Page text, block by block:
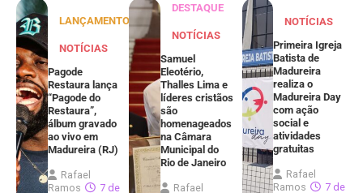
LANÇAMENTOS
NOTÍCIAS
Pagode
Restaura lança
“Pagode do
Restaura”,
álbum gravado
ao vivo em
Madureira (RJ)
Rafael
Ramos
7 de
DESTAQUE
NOTÍCIAS
Samuel
Eleotério,
Thalles Lima e
líderes cristãos
são
homenageados
na Câmara
Municipal do
Rio de Janeiro
Rafael
NOTÍCIAS
Primeira Igreja
Batista de
Madureira
realiza o
Madureira Day
com ação
social e
atividades
gratuitas
Rafael
Ramos
7 de